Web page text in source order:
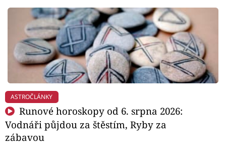
ASTROČLÁNKY
Runové horoskopy od 6. srpna 2026:
Vodnáři půjdou za štěstím, Ryby za
zábavou